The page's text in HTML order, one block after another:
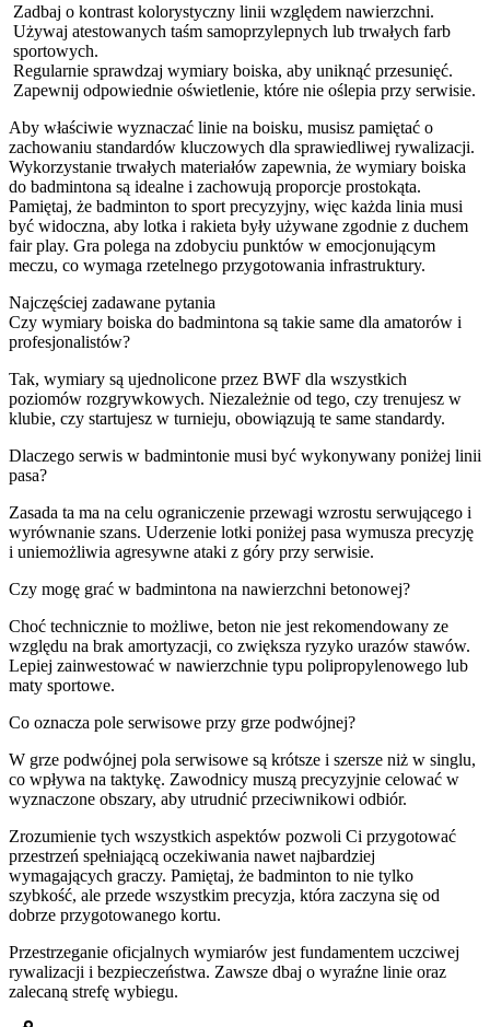
Zadbaj o kontrast kolorystyczny linii względem nawierzchni.
Używaj atestowanych taśm samoprzylepnych lub trwałych farb
sportowych.
Regularnie sprawdzaj wymiary boiska, aby uniknąć przesunięć.
Zapewnij odpowiednie oświetlenie, które nie oślepia przy serwisie.
Aby właściwie wyznaczać linie na boisku, musisz pamiętać o
zachowaniu standardów kluczowych dla sprawiedliwej rywalizacji.
Wykorzystanie trwałych materiałów zapewnia, że wymiary boiska
do badmintona są idealne i zachowują proporcje prostokąta.
Pamiętaj, że badminton to sport precyzyjny, więc każda linia musi
być widoczna, aby lotka i rakieta były używane zgodnie z duchem
fair play. Gra polega na zdobyciu punktów w emocjonującym
meczu, co wymaga rzetelnego przygotowania infrastruktury.
Najczęściej zadawane pytania
Czy wymiary boiska do badmintona są takie same dla amatorów i
profesjonalistów?
Tak, wymiary są ujednolicone przez BWF dla wszystkich
poziomów rozgrywkowych. Niezależnie od tego, czy trenujesz w
klubie, czy startujesz w turnieju, obowiązują te same standardy.
Dlaczego serwis w badmintonie musi być wykonywany poniżej linii
pasa?
Zasada ta ma na celu ograniczenie przewagi wzrostu serwującego i
wyrównanie szans. Uderzenie lotki poniżej pasa wymusza precyzję
i uniemożliwia agresywne ataki z góry przy serwisie.
Czy mogę grać w badmintona na nawierzchni betonowej?
Choć technicznie to możliwe, beton nie jest rekomendowany ze
względu na brak amortyzacji, co zwiększa ryzyko urazów stawów.
Lepiej zainwestować w nawierzchnie typu polipropylenowego lub
maty sportowe.
Co oznacza pole serwisowe przy grze podwójnej?
W grze podwójnej pola serwisowe są krótsze i szersze niż w singlu,
co wpływa na taktykę. Zawodnicy muszą precyzyjnie celować w
wyznaczone obszary, aby utrudnić przeciwnikowi odbiór.
Zrozumienie tych wszystkich aspektów pozwoli Ci przygotować
przestrzeń spełniającą oczekiwania nawet najbardziej
wymagających graczy. Pamiętaj, że badminton to nie tylko
szybkość, ale przede wszystkim precyzja, która zaczyna się od
dobrze przygotowanego kortu.
Przestrzeganie oficjalnych wymiarów jest fundamentem uczciwej
rywalizacji i bezpieczeństwa. Zawsze dbaj o wyraźne linie oraz
zalecaną strefę wybiegu.